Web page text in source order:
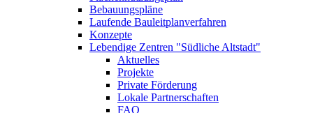
Bebauungspläne
Laufende Bauleitplanverfahren
Konzepte
Lebendige Zentren "Südliche Altstadt"
Aktuelles
Projekte
Private Förderung
Lokale Partnerschaften
FAQ